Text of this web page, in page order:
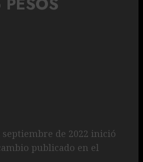
de 2022 inició
publicado en el